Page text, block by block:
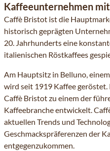
Kaffeeunternehmen
Caffè Bristot ist die
historisch geprägten
20. Jahrhunderts eine
italienischen Röstkaffees
Am Hauptsitz in Belluno,
wird seit 1919 Kaffee geröstet.
Caffè Bristot zu einem der
Kaffeebranche entwickelt.
aktuellen Trends und
Geschmackspräferenzen der
entgegenzukommen.